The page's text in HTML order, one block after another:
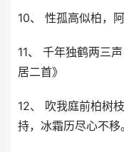
10、 性孤高似柏，
11、 千年独鹤两三
居二首》
12、 吹我庭前柏树
持，冰霜历尽心不